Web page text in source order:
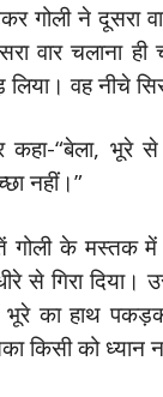
गोली ने दूसरा
वार चलाना
लिया। वह नीचे
“बेला, भूरे से
नहीं।”
गोली के मस्तक में
से गिरा दिया।
का हाथ
किसी को ध्यान